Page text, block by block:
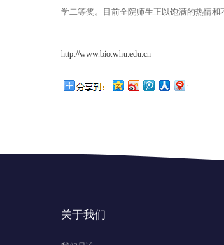
学二等奖。目前全院师生正以饱满的热情
http://www.bio.whu.edu.cn
关于我们